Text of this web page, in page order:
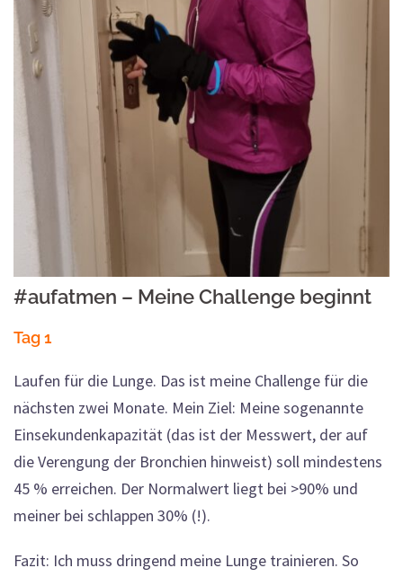
#aufatmen – Meine Challenge beginnt
Tag 1
Laufen für die Lunge. Das ist meine Challenge für die
nächsten zwei Monate. Mein Ziel: Meine sogenannte
Einsekundenkapazität (das ist der Messwert, der auf
die Verengung der Bronchien hinweist) soll mindestens
45 % erreichen. Der Normalwert liegt bei >90% und
meiner bei schlappen 30% (!).
Fazit: Ich muss dringend meine Lunge trainieren. So